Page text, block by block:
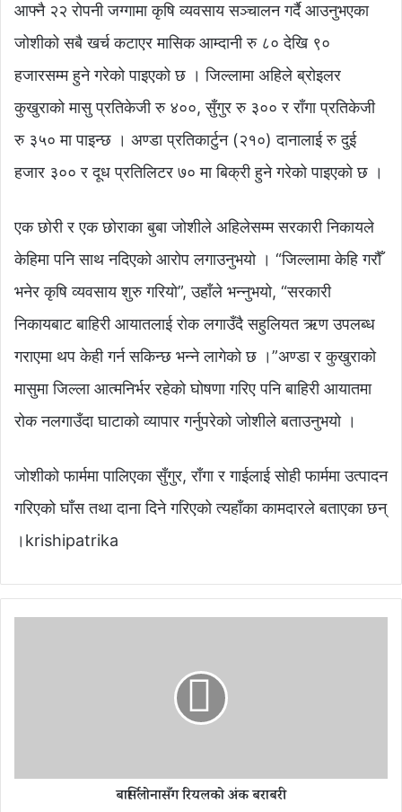
आफ्नै २२ रोपनी जग्गामा कृषि व्यवसाय सञ्चालन गर्दै आउनुभएका
जोशीको सबै खर्च कटाएर मासिक आम्दानी रु ८० देखि ९०
हजारसम्म हुने गरेको पाइएको छ । जिल्लामा अहिले ब्रोइलर
कुखुराको मासु प्रतिकेजी रु ४००, सुँगुर रु ३०० र राँगा प्रतिकेजी
रु ३५० मा पाइन्छ । अण्डा प्रतिकार्टुन (२१०) दानालाई रु दुई
हजार ३०० र दूध प्रतिलिटर ७० मा बिक्री हुने गरेको पाइएको छ ।
एक छोरी र एक छोराका बुबा जोशीले अहिलेसम्म सरकारी निकायले
केहिमा पनि साथ नदिएको आरोप लगाउनुभयो । “जिल्लामा केहि गरौँ
भनेर कृषि व्यवसाय शुरु गरियो”, उहाँले भन्नुभयो, “सरकारी
निकायबाट बाहिरी आयातलाई रोक लगाउँदै सहुलियत ऋण उपलब्ध
गराएमा थप केही गर्न सकिन्छ भन्ने लागेको छ ।”अण्डा र कुखुराको
मासुमा जिल्ला आत्मनिर्भर रहेको घोषणा गरिए पनि बाहिरी आयातमा
रोक नलगाउँदा घाटाको व्यापार गर्नुपरेको जोशीले बताउनुभयो ।
जोशीको फार्ममा पालिएका सुँगुर, राँगा र गाईलाई सोही फार्ममा उत्पादन
गरिएको घाँस तथा दाना दिने गरिएको त्यहाँका कामदारले बताएका छन्
।krishipatrika
ल
बार्सिलोनासँग रियलको अंक बराबरी